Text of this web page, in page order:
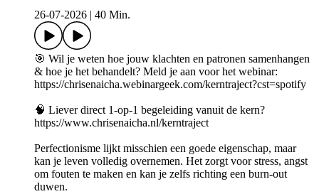
26-07-2026
40 Min.
🎯 Wil je weten hoe jouw klachten en patronen samenhangen
& hoe je het behandelt? Meld je aan voor het webinar:
https://chrisenaicha.webinargeek.com/kerntraject?cst=spotify
🧠 Liever direct 1-op-1 begeleiding vanuit de kern?
https://www.chrisenaicha.nl/kerntraject
Perfectionisme lijkt misschien een goede eigenschap, maar
kan je leven volledig overnemen. Het zorgt voor stress, angst
om fouten te maken en kan je zelfs richting een burn-out
duwen.